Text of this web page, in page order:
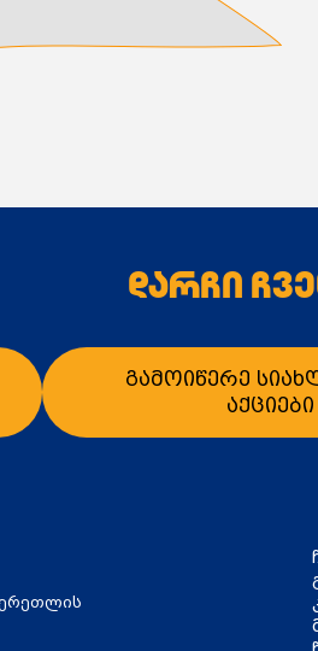
დარჩი
გამოიწერე
აქციები